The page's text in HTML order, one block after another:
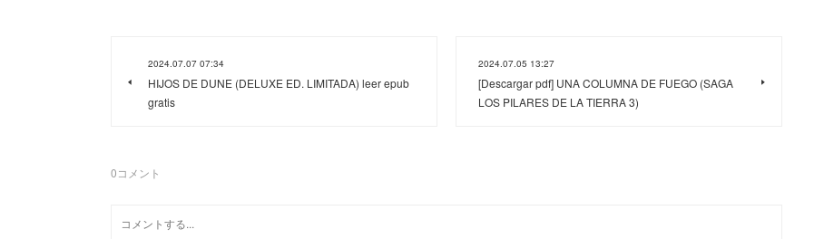
2024.07.07 07:34
HIJOS DE DUNE (DELUXE ED. LIMITADA) leer epub
gratis
2024.07.05 13:27
[Descargar pdf] UNA COLUMNA DE FUEGO (SAGA
LOS PILARES DE LA TIERRA 3)
0コメント